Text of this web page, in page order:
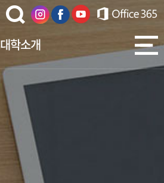
대학소개